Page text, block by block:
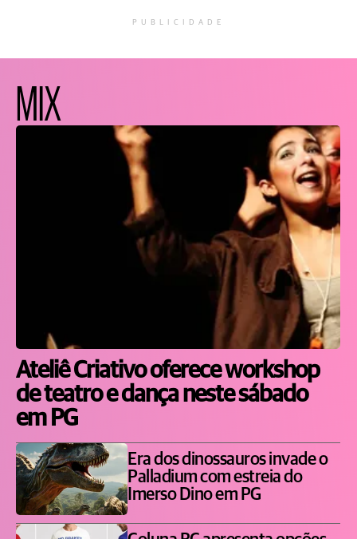
PUBLICIDADE
MIX
Ateliê Criativo oferece workshop
de teatro e dança neste sábado
em PG
Era dos dinossauros invade o
Palladium com estreia do
Imerso Dino em PG